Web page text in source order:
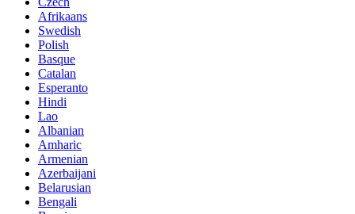
Afrikaans
Swedish
Polish
Basque
Catalan
Esperanto
Hindi
Lao
Albanian
Amharic
Armenian
Azerbaijani
Belarusian
Bengali